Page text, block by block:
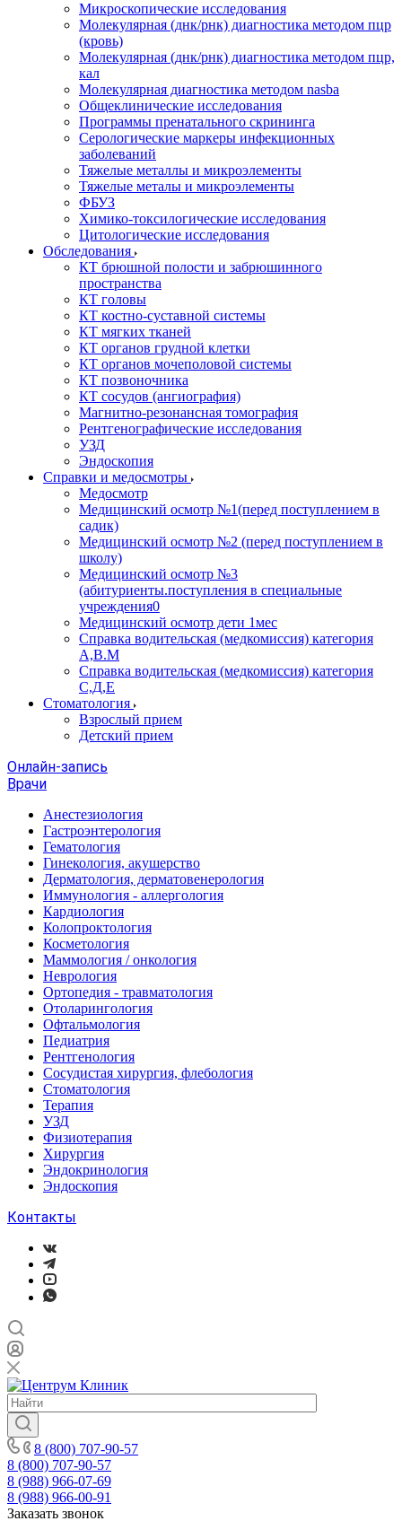
Микроскопические исследования
Молекулярная (днк/рнк) диагностика методом пцр
(кровь)
Молекулярная (днк/рнк) диагностика методом пцр,
кал
Молекулярная диагностика методом nasba
Общеклинические исследования
Программы пренатального скрининга
Серологические маркеры инфекционных
заболеваний
Тяжелые металлы и микроэлементы
Тяжелые металы и микроэлементы
ФБУЗ
Химико-токсилогические исследования
Цитологические исследования
Обследования
КТ брюшной полости и забрюшинного
пространства
КТ головы
КТ костно-суставной системы
КТ мягких тканей
КТ органов грудной клетки
КТ органов мочеполовой системы
КТ позвоночника
КТ сосудов (ангиография)
Магнитно-резонансная томография
Рентгенографические исследования
УЗД
Эндоскопия
Справки и медосмотры
Медосмотр
Медицинский осмотр №1(перед поступлением в
садик)
Медицинский осмотр №2 (перед поступлением в
школу)
Медицинский осмотр №3
(абитуриенты.поступления в специальные
учреждения0
Медицинский осмотр дети 1мес
Справка водительская (медкомиссия) категория
А,В.М
Справка водительская (медкомиссия) категория
С,Д,Е
Стоматология
Взрослый прием
Детский прием
Онлайн-запись
Врачи
Анестезиология
Гастроэнтерология
Гематология
Гинекология, акушерство
Дерматология, дерматовенерология
Иммунология - аллергология
Кардиология
Колопроктология
Косметология
Маммология / онкология
Неврология
Ортопедия - травматология
Отоларингология
Офтальмология
Педиатрия
Рентгенология
Сосудистая хирургия, флебология
Стоматология
Терапия
УЗД
Физиотерапия
Хирургия
Эндокринология
Эндоскопия
Контакты
8 (800) 707-90-57
8 (800) 707-90-57
8 (988) 966-07-69
8 (988) 966-00-91
Заказать звонок